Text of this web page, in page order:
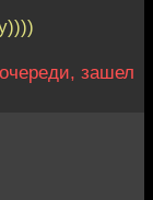
зашел